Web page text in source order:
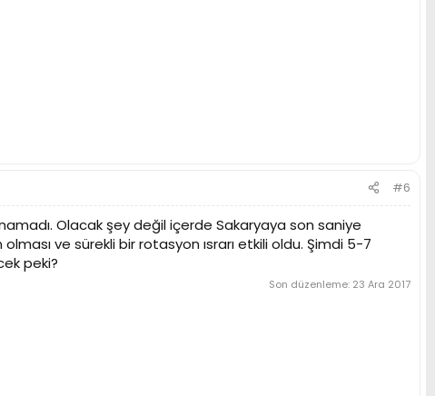
#6
Olacak şey değil içerde Sakaryaya son saniye
ve sürekli bir rotasyon ısrarı etkili oldu. Şimdi 5-7
peki?
Son düzenleme: 23 Ara 2017